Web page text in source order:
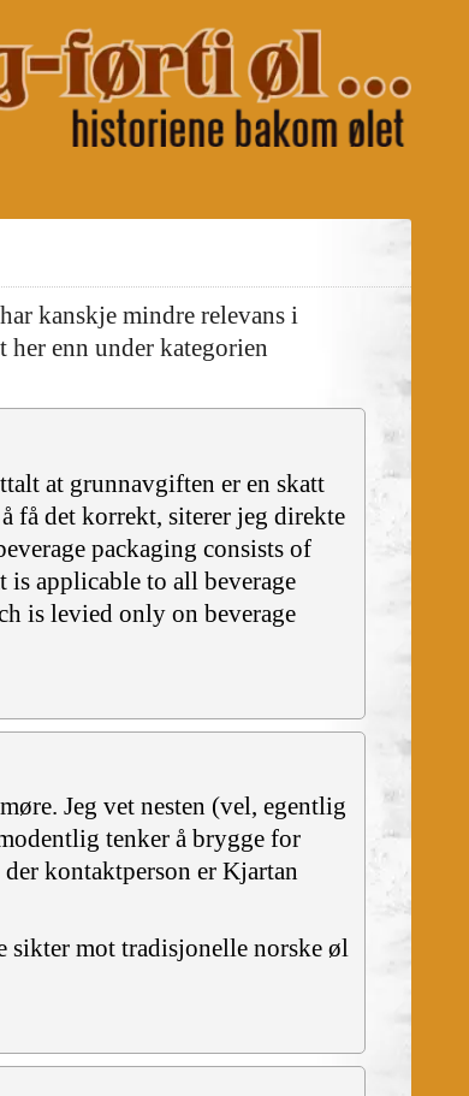
kanskje mindre relevans i
enn under kategorien
at grunnavgiften er en skatt
få det korrekt, siterer jeg direkte
packaging consists of
applicable to all beverage
is levied only on beverage
Jeg vet nesten (vel, egentlig
tenker å brygge for
kontaktperson er Kjartan
sikter mot tradisjonelle norske øl